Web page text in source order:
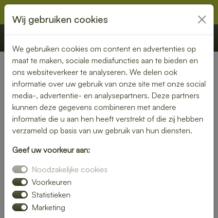
€ 0,00 Offerte Bestellen
Nederland» Nisse
Heerlijke lunch bezorgen in
Nisse – snel, vers en
gemakkelijk
je lunch bezorgen in Nisse en kies uit een gevarieerd menu
van verse broodjes, gezonde salades en warme maaltijden.
Ideaal voor thuis of op kantoor.
Onze gerechten worden met liefde bereid en snel geleverd,
Wij gebruiken cookies
We gebruiken cookies om content en advertenties op
maat te maken, sociale mediafuncties aan te bieden en
ons websiteverkeer te analyseren. We delen ook
informatie over uw gebruik van onze site met onze social
media-, advertentie- en analysepartners. Deze partners
kunnen deze gegevens combineren met andere
informatie die u aan hen heeft verstrekt of die zij hebben
verzameld op basis van uw gebruik van hun diensten.
Geef uw voorkeur aan:
Noodzakelijke cookies
Voorkeuren
Statistieken
Marketing